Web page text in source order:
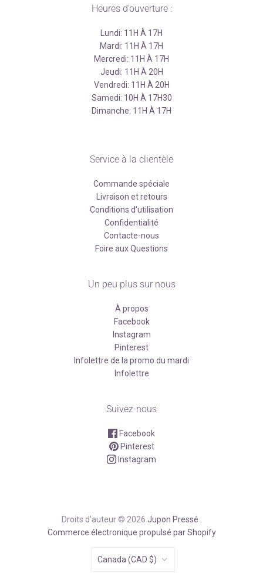
Heures d’ouverture :
Lundi: 11H À 17H
Mardi: 11H À 17H
Mercredi: 11H À 17H
Jeudi: 11H À 20H
Vendredi: 11H À 20H
Samedi: 10H À 17H30
Dimanche: 11H À 17H
Service à la clientèle
Commande spéciale
Livraison et retours
Conditions d'utilisation
Confidentialité
Contacte-nous
Foire aux Questions
Un peu plus sur nous
À propos
Facebook
Instagram
Pinterest
Infolettre de la promo du mardi
Infolettre
Suivez-nous
Facebook
Pinterest
Instagram
Droits d'auteur © 2026 Jupon Pressé
Commerce électronique propulsé par Shopify
Pays
Canada (CAD $)